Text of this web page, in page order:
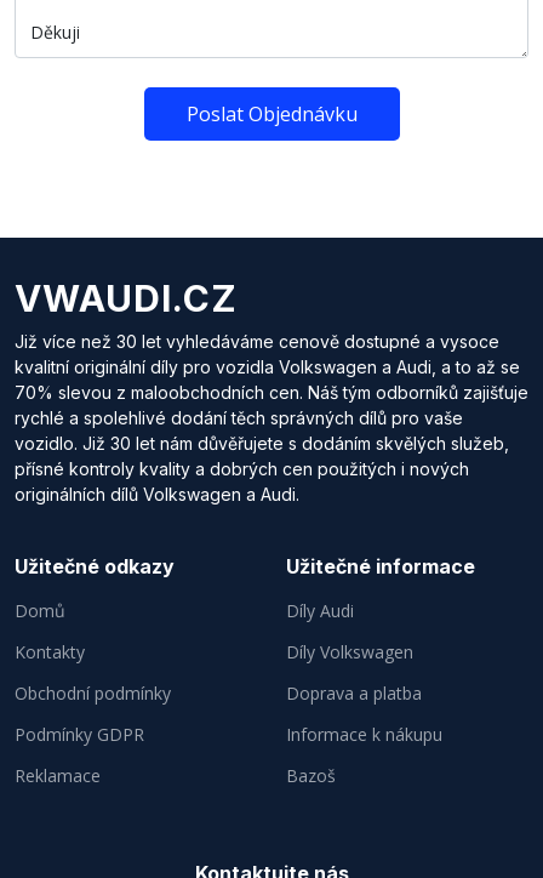
Poslat Objednávku
VWAUDI.CZ
Již více než 30 let vyhledáváme cenově dostupné a vysoce
kvalitní originální díly pro vozidla Volkswagen a Audi, a to až se
70% slevou z maloobchodních cen. Náš tým odborníků zajišťuje
rychlé a spolehlivé dodání těch správných dílů pro vaše
vozidlo. Již 30 let nám důvěřujete s dodáním skvělých služeb,
přísné kontroly kvality a dobrých cen použitých i nových
originálních dílů Volkswagen a Audi.
Užitečné odkazy
Domů
Kontakty
Obchodní podmínky
Podmínky GDPR
Reklamace
Užitečné informace
Díly Audi
Díly Volkswagen
Doprava a platba
Informace k nákupu
Bazoš
Kontaktujte nás